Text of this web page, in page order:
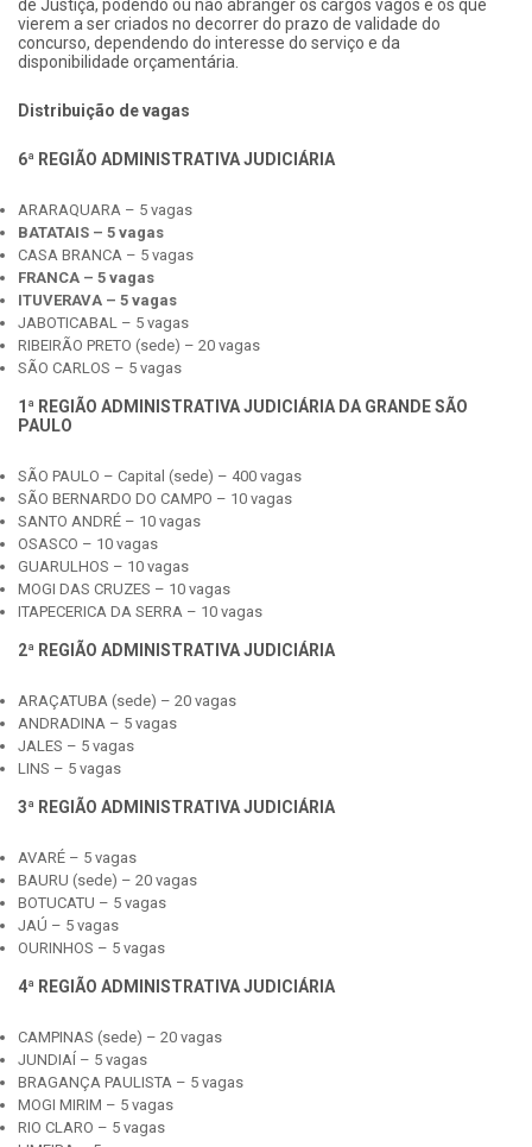
de Justiça, podendo ou não abranger os cargos vagos e os que
vierem a ser criados no decorrer do prazo de validade do
concurso, dependendo do interesse do serviço e da
disponibilidade orçamentária.
Distribuição de vagas
6ª REGIÃO ADMINISTRATIVA JUDICIÁRIA
ARARAQUARA – 5 vagas
BATATAIS – 5 vagas
CASA BRANCA – 5 vagas
FRANCA – 5 vagas
ITUVERAVA – 5 vagas
JABOTICABAL – 5 vagas
RIBEIRÃO PRETO (sede) – 20 vagas
SÃO CARLOS – 5 vagas
1ª REGIÃO ADMINISTRATIVA JUDICIÁRIA DA GRANDE SÃO
PAULO
SÃO PAULO – Capital (sede) – 400 vagas
SÃO BERNARDO DO CAMPO – 10 vagas
SANTO ANDRÉ – 10 vagas
OSASCO – 10 vagas
GUARULHOS – 10 vagas
MOGI DAS CRUZES – 10 vagas
ITAPECERICA DA SERRA – 10 vagas
2ª REGIÃO ADMINISTRATIVA JUDICIÁRIA
ARAÇATUBA (sede) – 20 vagas
ANDRADINA – 5 vagas
JALES – 5 vagas
LINS – 5 vagas
3ª REGIÃO ADMINISTRATIVA JUDICIÁRIA
AVARÉ – 5 vagas
BAURU (sede) – 20 vagas
BOTUCATU – 5 vagas
JAÚ – 5 vagas
OURINHOS – 5 vagas
4ª REGIÃO ADMINISTRATIVA JUDICIÁRIA
CAMPINAS (sede) – 20 vagas
JUNDIAÍ – 5 vagas
BRAGANÇA PAULISTA – 5 vagas
MOGI MIRIM – 5 vagas
RIO CLARO – 5 vagas